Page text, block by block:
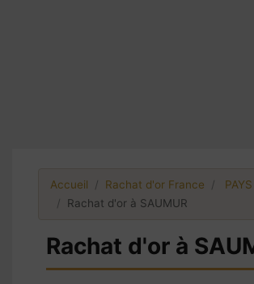
Accueil Rachat d'or France
Rachat d'or à SAUMUR
Rachat d'or à